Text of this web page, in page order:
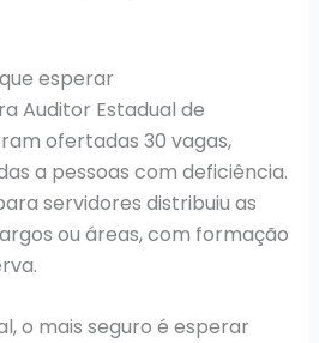
esperar
Auditor Estadual de
ofertadas 30 vagas,
a pessoas com deficiência.
servidores distribuiu as
ou áreas, com formação
o mais seguro é esperar